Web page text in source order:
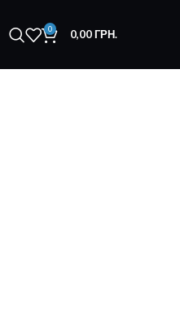
0 0,00ГРН.